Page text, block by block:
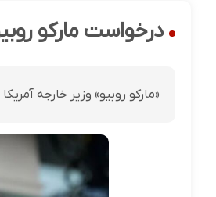
درخواست مارکو
«مارکو روبیو» وزیر خارجه